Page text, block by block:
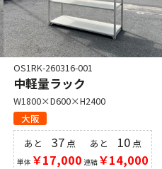
OS1RK-260316-001
中軽量ラック
W1800×D600×H2400
大阪
あと 37点
単体 ￥17,000
あと 10 点
連結￥14,000